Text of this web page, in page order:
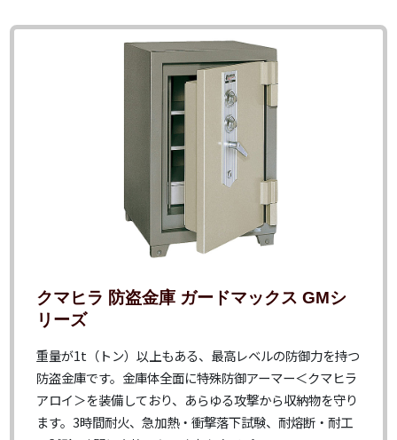
クマヒラ 防盗金庫 ガードマックス GMシ
リーズ
重量が1t（トン）以上もある、最高レベルの防御力を持つ
防盗金庫です。金庫体全面に特殊防御アーマー＜クマヒラ
アロイ＞を装備しており、あらゆる攻撃から収納物を守り
ます。3時間耐火、急加熱・衝撃落下試験、耐熔断・耐工